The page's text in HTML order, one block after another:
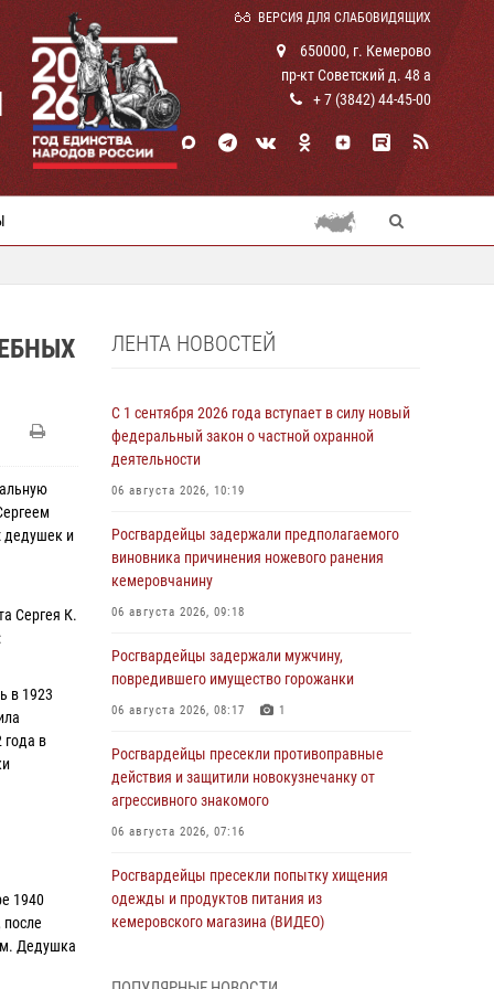
ВЕРСИЯ ДЛЯ СЛАБОВИДЯЩИХ
650000, г. Кемерово
пр-кт Советский д. 48 а
+ 7 (3842) 44-45-00
дедушек и
Сергея К.
в 1923
года в
1940
Дедушка
ЛЕНТА НОВОСТЕЙ
С 1 сентября 2026 года вступает в силу новый
федеральный закон о частной охранной
деятельности
06 августа 2026, 10:19
Росгвардейцы задержали предполагаемого
виновника причинения ножевого ранения
кемеровчанину
06 августа 2026, 09:18
Росгвардейцы задержали мужчину,
повредившего имущество горожанки
06 августа 2026, 08:17 1
Росгвардейцы пресекли противоправные
действия и защитили новокузнечанку от
агрессивного знакомого
06 августа 2026, 07:16
Росгвардейцы пресекли попытку хищения
одежды и продуктов питания из
кемеровского магазина (ВИДЕО)